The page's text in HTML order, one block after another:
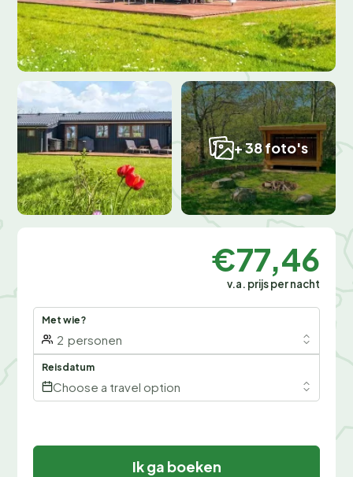
+ 38 foto's
€77,46
v.a. prijs per nacht
Met wie?
2 personen
Reisdatum
Choose a travel option
Ik ga boeken